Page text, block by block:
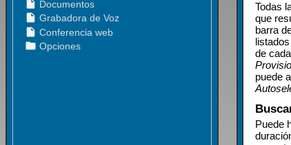
Todas
que
barra
de
puede
Puede